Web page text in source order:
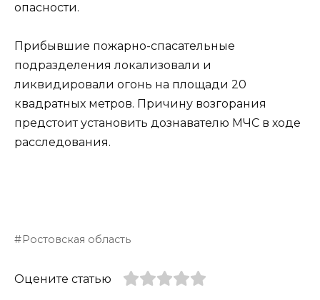
опасности.
Прибывшие пожарно-спасательные
подразделения локализовали и
ликвидировали огонь на площади 20
квадратных метров. Причину возгорания
предстоит установить дознавателю МЧС в ходе
расследования.
Ростовская область
Оцените статью